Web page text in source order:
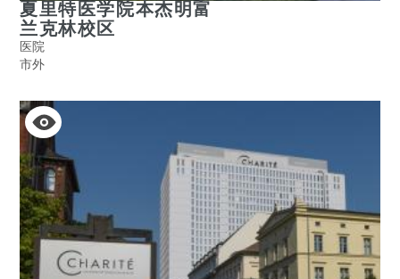
夏里特医学院本杰明富
兰克林校区
医院
市外